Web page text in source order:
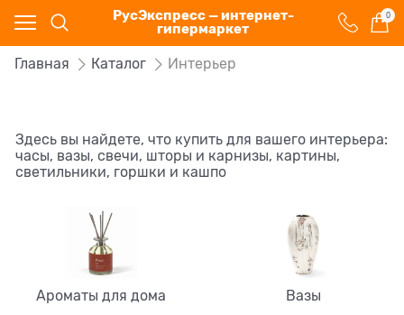
РусЭкспресс — интернет-
гипермаркет
0
Главная Каталог Интерьер
Здесь вы найдете, что купить для вашего интерьера:
часы, вазы, свечи, шторы и карнизы, картины,
светильники, горшки и кашпо
Ароматы для дома Вазы